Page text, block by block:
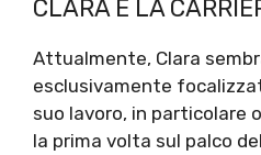
CLARA E LA
Attualmente, Clara
esclusivamente
suo lavoro, in particolare
la prima volta sul palco